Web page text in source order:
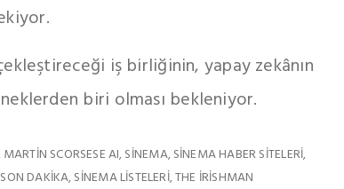
iş birliğinin, yapay zekânın
biri olması bekleniyor.
MARTIN SCORSESE AI,SINEMA,SINEMA HABER SITELERI,
DAKIKA,SINEMA LISTELERI,THE IRISHMAN